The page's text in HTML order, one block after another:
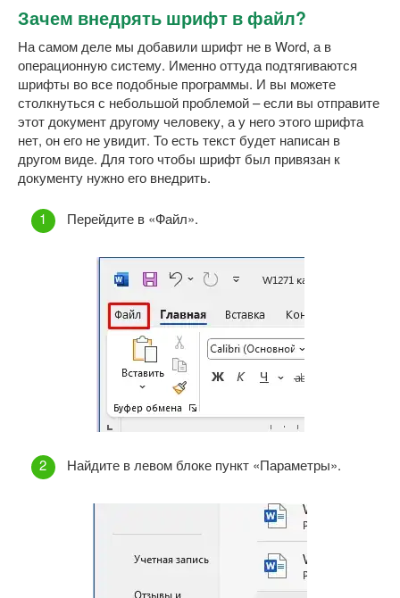
Зачем внедрять шрифт в файл?
На самом деле мы добавили шрифт не в Word, а в
операционную систему. Именно оттуда подтягиваются
шрифты во все подобные программы. И вы можете
столкнуться с небольшой проблемой – если вы отправите
этот документ другому человеку, а у него этого шрифта
нет, он его не увидит. То есть текст будет написан в
другом виде. Для того чтобы шрифт был привязан к
документу нужно его внедрить.
Перейдите в «Файл».
Найдите в левом блоке пункт «Параметры».